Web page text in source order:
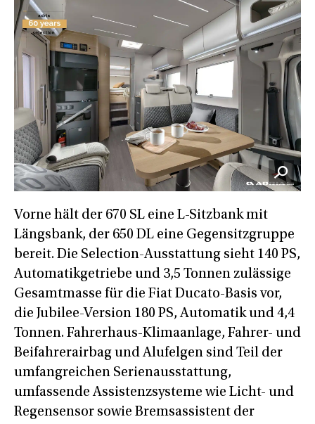
Vorne hält der 670 SL eine L-Sitzbank mit
Längsbank, der 650 DL eine Gegensitzgruppe
bereit. Die Selection-Ausstattung sieht 140 PS,
Automatikgetriebe und 3,5 Tonnen zulässige
Gesamtmasse für die Fiat Ducato-Basis vor,
die Jubilee-Version 180 PS, Automatik und 4,4
Tonnen. Fahrerhaus-Klimaanlage, Fahrer- und
Beifahrerairbag und Alufelgen sind Teil der
umfangreichen Serienausstattung,
umfassende Assistenzsysteme wie Licht- und
Regensensor sowie Bremsassistent der